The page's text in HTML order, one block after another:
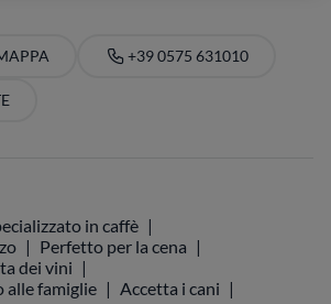
+39 0575 631010
in caffè
Perfetto per la cena
dei vini
alle famiglie
Accetta i cani